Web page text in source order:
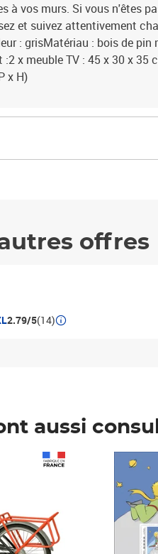
à vos murs. Si vous n'êtes
et suivez attentivement
: grisMatériau : bois de pin
x meuble TV : 45 x 30 x 35
x H)
offres
2.79/5(14)
aussi
Prix 7,50€